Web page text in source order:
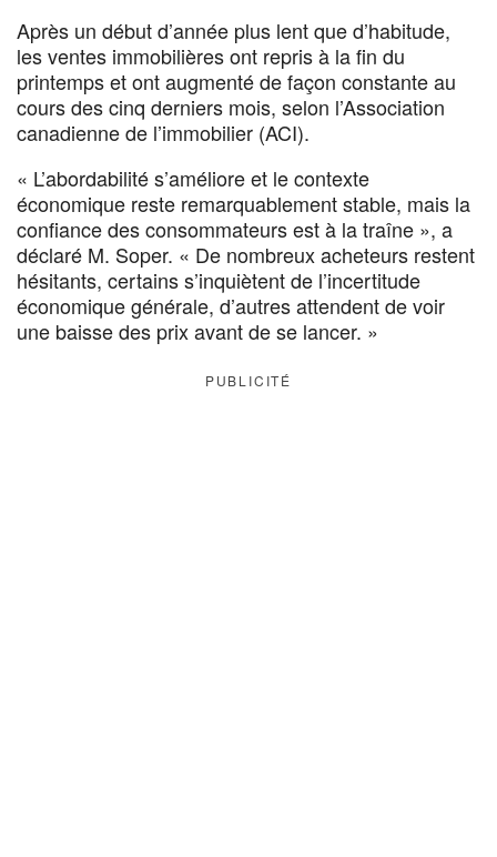
Après un début d’année plus lent que d’habitude,
les ventes immobilières ont repris à la fin du
printemps et ont augmenté de façon constante au
cours des cinq derniers mois, selon l’Association
canadienne de l’immobilier (ACI).
« L’abordabilité s’améliore et le contexte
économique reste remarquablement stable, mais la
confiance des consommateurs est à la traîne », a
déclaré M. Soper. « De nombreux acheteurs restent
hésitants, certains s’inquiètent de l’incertitude
économique générale, d’autres attendent de voir
une baisse des prix avant de se lancer. »
PUBLICITÉ